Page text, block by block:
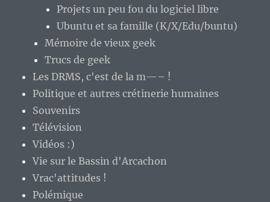
Projets un peu fou du logiciel libre
Ubuntu et sa famille (K/X/Edu/buntu)
Mémoire de vieux geek
Trucs de geek
Les DRMS, c'est de la m—– !
Politique et autres crétinerie humaines
Souvenirs
Télévision
Vidéos :)
Vie sur le Bassin d'Arcachon
Vrac'attitudes !
Polémique